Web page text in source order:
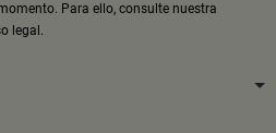
Para ello, consulte nuestra
legal.